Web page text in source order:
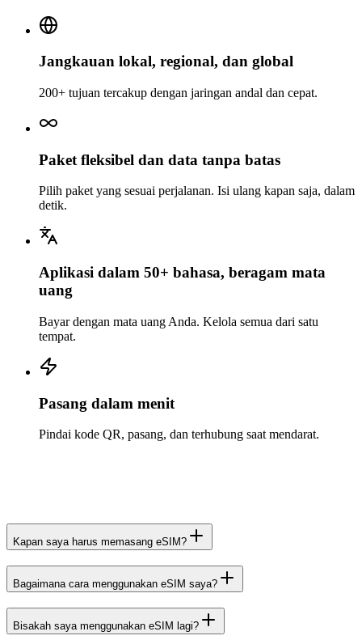
Jangkauan lokal, regional, dan global
200+ tujuan tercakup dengan jaringan andal dan cepat.
Paket fleksibel dan data tanpa batas
Pilih paket yang sesuai perjalanan. Isi ulang kapan saja, dalam
detik.
Aplikasi dalam 50+ bahasa, beragam mata
uang
Bayar dengan mata uang Anda. Kelola semua dari satu
tempat.
Pasang dalam menit
Pindai kode QR, pasang, dan terhubung saat mendarat.
Kapan saya harus memasang eSIM?
Bagaimana cara menggunakan eSIM saya?
Bisakah saya menggunakan eSIM lagi?